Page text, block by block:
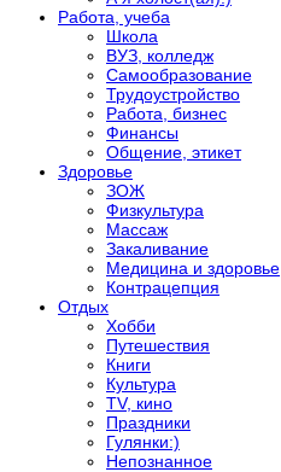
Работа, учеба
Школа
ВУЗ, колледж
Самообразование
Трудоустройство
Работа, бизнес
Финансы
Общение, этикет
Здоровье
ЗОЖ
Физкультура
Массаж
Закаливание
Медицина и здоровье
Контрацепция
Отдых
Хобби
Путешествия
Книги
Культура
TV, кино
Праздники
Гулянки:)
Непознанное